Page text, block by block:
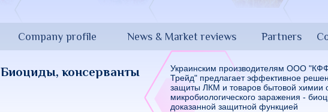
Company profile News & Market reviews Partners
Украинским производителям ООО
Трейд" предлагает эффективное
защиты ЛКМ и товаров бытовой химии
микробиологического заражения -
доказанной защитной функцией
Биоциды, консерванты